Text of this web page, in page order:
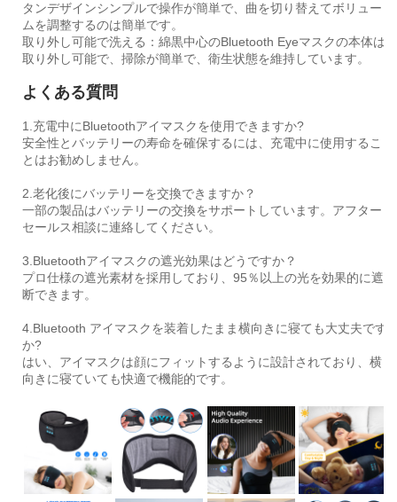
タンデザインシンプルで操作が簡単で、曲を切り替えてボリュー
ムを調整するのは簡単です。
取り外し可能で洗える：綿黒中心のBluetooth Eyeマスクの本体は
取り外し可能で、掃除が簡単で、衛生状態を維持しています。
よくある質問
1.充電中にBluetoothアイマスクを使用できますか?
安全性とバッテリーの寿命を確保するには、充電中に使用するこ
とはお勧めしません。
2.老化後にバッテリーを交換できますか？
一部の製品はバッテリーの交換をサポートしています。アフター
セールス相談に連絡してください。
3.Bluetoothアイマスクの遮光効果はどうですか？
プロ仕様の遮光素材を採用しており、95％以上の光を効果的に遮
断できます。
4.Bluetooth アイマスクを装着したまま横向きに寝ても大丈夫です
か?
はい、アイマスクは顔にフィットするように設計されており、横
向きに寝ていても快適で機能的です。